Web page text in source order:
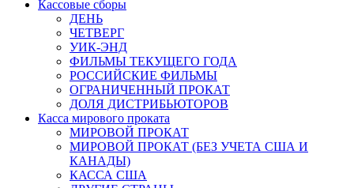
Кассовые сборы
ДЕНЬ
ЧЕТВЕРГ
УИК-ЭНД
ФИЛЬМЫ ТЕКУЩЕГО ГОДА
РОССИЙСКИЕ ФИЛЬМЫ
ОГРАНИЧЕННЫЙ ПРОКАТ
ДОЛЯ ДИСТРИБЬЮТОРОВ
Касса мирового проката
МИРОВОЙ ПРОКАТ
МИРОВОЙ ПРОКАТ (БЕЗ УЧЕТА США И
КАНАДЫ)
КАССА США